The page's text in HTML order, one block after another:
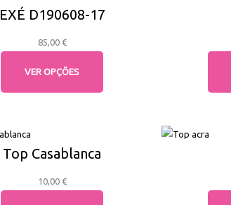
EXÉ D190608-17
85,00 €
VER OPÇÕES
Top Casablanca
10,00 €